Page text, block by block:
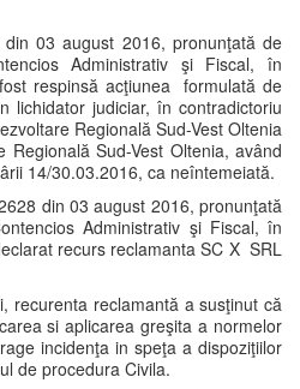
03 august 2016, pronunţată de
Administrativ şi Fiscal, în
respinsă acţiunea formulată de
lichidator judiciar, în contradictoriu
Regională Sud-Vest Oltenia
Regională Sud-Vest Oltenia, având
14/30.03.2016, ca neîntemeiată.
din 03 august 2016, pronunţată
Administrativ şi Fiscal, în
recurs reclamanta SC X SRL
recurenta reclamantă a susţinut că
si aplicarea greşita a normelor
incidenţa in speţa a dispoziţiilor
de procedura Civila.